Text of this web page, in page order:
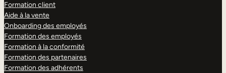
Formation client
Aide à la vente
Onboarding des employés
Formation des employés
Formation à la conformité
Formation des partenaires
Formation des adhérents